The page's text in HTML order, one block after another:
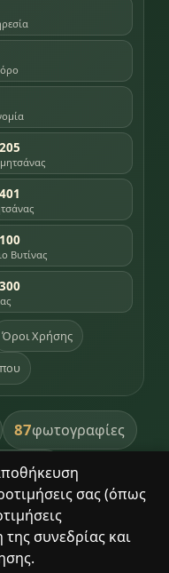
σας (όπως
της συνεδρίας και
Βυτίνας
Όροι Χρήσης
87φωτογραφίες